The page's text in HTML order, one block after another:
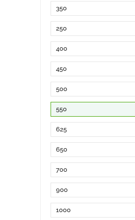
350
250
400
450
500
550
625
650
700
900
1000